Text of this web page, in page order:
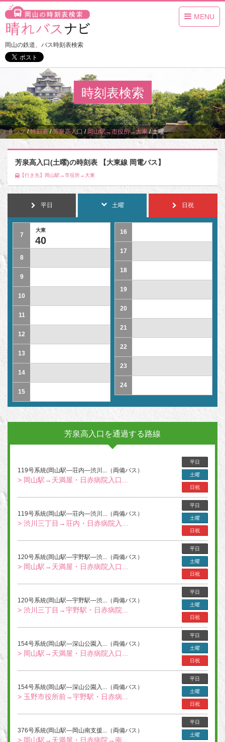
MENU
岡山の鉄道、バス時刻表検索
時刻表検索
トップ/時刻表/芳泉高入口 /岡山駅→市役所→大東/土曜
芳泉高入口(土曜)の時刻表 【大東線 岡電バス】
【行き先】岡山駅→市役所→大東
平日 土曜 日祝
7
大東
40
8
9
10
11
12
13
14
15
16
17
18
19
20
21
22
23
24
芳泉高入口を通過する路線
119号系統(岡山駅―荘内―渋川...（両備バス）
> 岡山駅→天満屋・日赤病院入口...
平日
土曜
日祝
119号系統(岡山駅―荘内―渋川...（両備バス）
> 渋川三丁目→荘内・日赤病院入...
平日
土曜
日祝
120号系統(岡山駅―宇野駅―渋...（両備バス）
> 岡山駅→天満屋・日赤病院入口...
平日
土曜
日祝
120号系統(岡山駅―宇野駅―渋...（両備バス）
> 渋川三丁目→宇野駅・日赤病院...
平日
土曜
日祝
154号系統(岡山駅―深山公園入...（両備バス）
> 岡山駅→天満屋・日赤病院入口...
平日
土曜
日祝
154号系統(岡山駅―深山公園入...（両備バス）
> 玉野市役所前→宇野駅・日赤病...
平日
土曜
日祝
376号系統(岡山駅―岡山南支援...（両備バス）
> 岡山駅→天満屋・日赤病院→南...
平日
土曜